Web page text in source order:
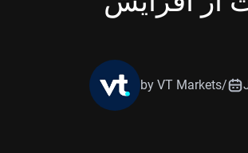
by VT Markets/